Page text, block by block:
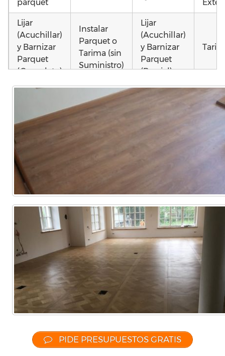
parquet
Lijar
(Acuchillar)
y Barnizar
Parquet
(Completo)
Instalar
Parquet o
Tarima (sin
Suministro)
Lijar
(Acuchillar)
y Barnizar
Parquet
(Parcial)
Poner
Tarima
Local
Comercial
parquet o
Tarima
Poner
parquet o
Vivienda
(Parcial)
PIDE PRESUPUESTOS GRATIS